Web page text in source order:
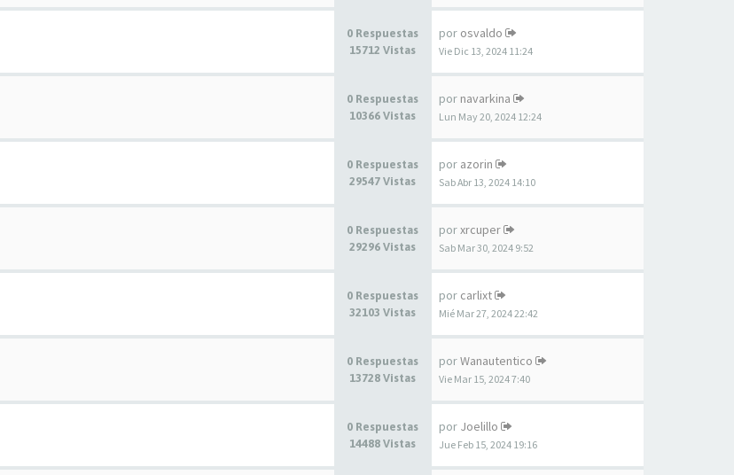
0 Respuestas
15712 Vistas
por osvaldo
Vie Dic 13, 2024 11:24
0 Respuestas
10366 Vistas
por navarkina
Lun May 20, 2024 12:24
0 Respuestas
29547 Vistas
por azorin
Sab Abr 13, 2024 14:10
0 Respuestas
29296 Vistas
porxrcuper
Sab Mar 30, 2024 9:52
0 Respuestas
32103 Vistas
por carlixt
Mié Mar 27, 2024 22:42
0 Respuestas
13728 Vistas
porWanautentico
Vie Mar 15, 2024 7:40
0 Respuestas
14488 Vistas
por Joelillo
Jue Feb 15, 2024 19:16